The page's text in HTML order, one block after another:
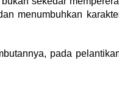
menumbuhkan
pada